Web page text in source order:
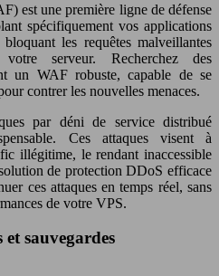
est une première ligne de défense
spécifiquement vos applications
les requêtes malveillantes
votre serveur. Recherchez des
un WAF robuste, capable de se
contrer les nouvelles menaces.
par déni de service distribué
Ces attaques visent à
illégitime, le rendant inaccessible
de protection DDoS efficace
ces attaques en temps réel, sans
de votre VPS.
sauvegardes